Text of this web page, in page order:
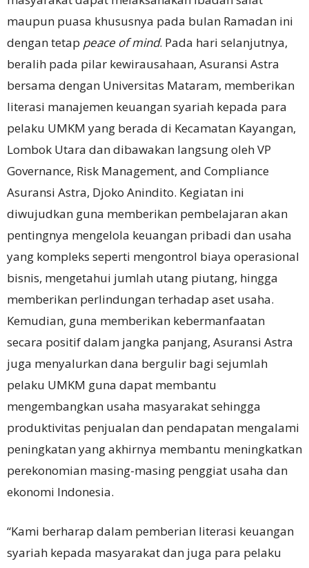
maupun puasa khususnya pada bulan Ramadan ini
dengan tetap peace of mind. Pada hari selanjutnya,
beralih pada pilar kewirausahaan, Asuransi Astra
bersama dengan Universitas Mataram, memberikan
literasi manajemen keuangan syariah kepada para
pelaku UMKM yang berada di Kecamatan Kayangan,
Lombok Utara dan dibawakan langsung oleh VP
Governance, Risk Management, and Compliance
Asuransi Astra, Djoko Anindito. Kegiatan ini
diwujudkan guna memberikan pembelajaran akan
pentingnya mengelola keuangan pribadi dan usaha
yang kompleks seperti mengontrol biaya operasional
bisnis, mengetahui jumlah utang piutang, hingga
memberikan perlindungan terhadap aset usaha.
Kemudian, guna memberikan kebermanfaatan
secara positif dalam jangka panjang, Asuransi Astra
juga menyalurkan dana bergulir bagi sejumlah
pelaku UMKM guna dapat membantu
mengembangkan usaha masyarakat sehingga
produktivitas penjualan dan pendapatan mengalami
peningkatan yang akhirnya membantu meningkatkan
perekonomian masing-masing penggiat usaha dan
ekonomi Indonesia.
“Kami berharap dalam pemberian literasi keuangan
syariah kepada masyarakat dan juga para pelaku